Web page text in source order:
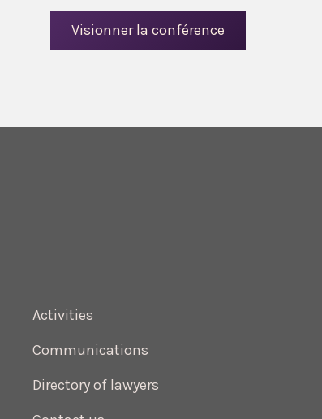
Visionner la conférence
Activities
Communications
Directory of lawyers